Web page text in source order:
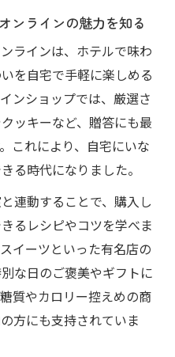
室で学ぶギフトスイー
ディショナルスイーツ
ングで選ぶ贈答スイー
室が提案するギフトア
子を満喫するコツ
室で時短レシピを学ぶ
イーツオンラインを活
ンラインの魅力を知る
ラインは、ホテルで味わ
を自宅で手軽に楽しめる
ンショップでは、厳選さ
ッキーなど、贈答にも最
これにより、自宅にいな
る時代になりました。
連動することで、購入し
るレシピやコツを学べま
イーツといった有名店の
な日のご褒美やギフトに
質やカロリー控えめの商
方にも支持されていま